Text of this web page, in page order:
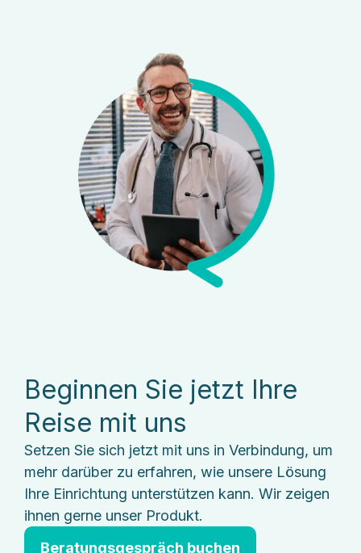
Beginnen Sie jetzt Ihre
Reise mit uns
Setzen Sie sich jetzt mit uns in Verbindung, um
mehr darüber zu erfahren, wie unsere Lösung
Ihre Einrichtung unterstützen kann. Wir zeigen
ihnen gerne unser Produkt.
Beratungsgespräch buchen